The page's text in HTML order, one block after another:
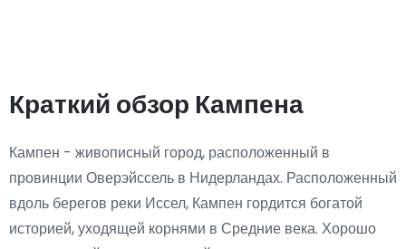
Краткий обзор Кампена
Кампен - живописный город, расположенный в
провинции Оверэйссель в Нидерландах. Расположенный
вдоль берегов реки Иссел, Кампен гордится богатой
историей, уходящей корнями в Средние века. Хорошо